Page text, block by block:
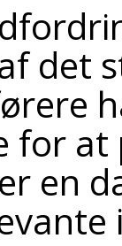
det
for
en